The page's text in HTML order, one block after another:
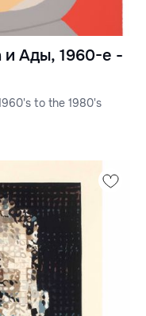
и Ады, 1960-е -
to the 1980's